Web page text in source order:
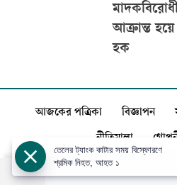
আক্রান্ত
হক
আজকের পত্রিকা বিজ্ঞাপন
নীতিমালা
তেলের ট্যাংক কাটার সময় বিস্ফোরণে
শ্রমিক নিহত, আহত ১